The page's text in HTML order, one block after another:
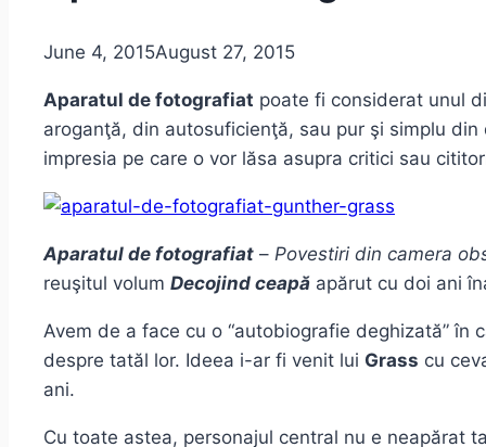
June 4, 2015August 27, 2015
Aparatul de fotografiat poate fi considerat unul
aroganţă, din autosuficienţă, sau pur şi simplu
impresia pe care o vor lăsa asupra critici sau
Aparatul de fotografiat – Povestiri din camera
reuşitul volum Decojind ceapă apărut cu doi ani
Avem de a face cu o “autobiografie deghizată”
despre tatăl lor. Ideea i-ar fi venit lui Grass cu
ani.
Cu toate astea, personajul central nu e neapărat